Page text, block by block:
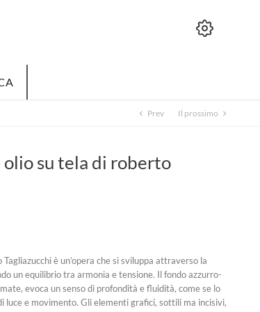
chevron_left Prev Il prossimo chevron_right
su tela di roberto
è un’opera che si sviluppa attraverso la
un equilibrio tra armonia e tensione. Il fondo azzurro-
evoca un senso di profondità e fluidità, come se lo
e movimento. Gli elementi grafici, sottili ma incisivi,